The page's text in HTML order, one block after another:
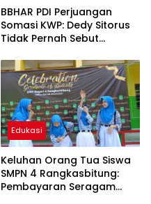
BBHAR PDI Perjuangan
Somasi KWP: Dedy Sitorus
Tidak Pernah Sebut
Sirkus”
Edukasi
Keluhan Orang Tua Siswa
SMPN 4 Rangkasbitung:
Pembayaran Seragam